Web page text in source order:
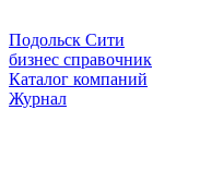
Подольск Сити
бизнес справочник
Каталог компаний
Журнал